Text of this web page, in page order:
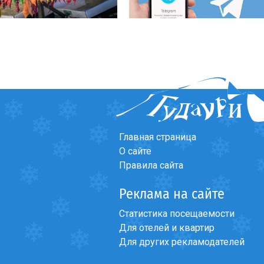
Главная страница
О сайте
Правила сайта
Реклама на сайте
Статистика посещаемости
Для отелей и квартир
Для других рекламодателей